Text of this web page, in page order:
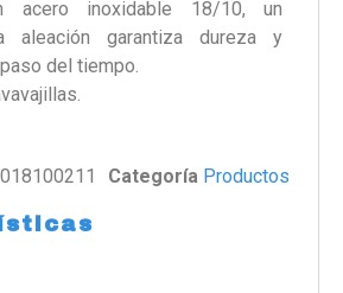
acero inoxidable 18/10, un
aleación garantiza dureza y
del tiempo.
Categoría Productos